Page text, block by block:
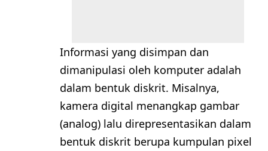
Informasi yang disimpan dan
dimanipulasi oleh komputer adalah
dalam bentuk diskrit. Misalnya,
kamera digital menangkap gambar
(analog) lalu direpresentasikan dalam
bentuk diskrit berupa kumpulan pixel